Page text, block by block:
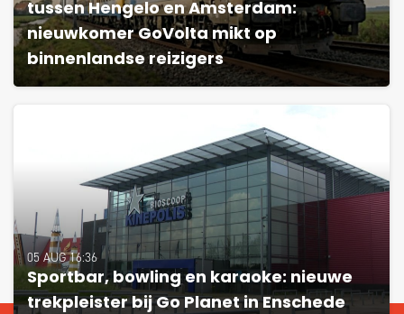
tussen Hengelo en Amsterdam:
nieuwkomer GoVolta mikt op
binnenlandse reizigers
05 AUG 16:36
Sportbar, bowling en karaoke: nieuwe
trekpleister bij Go Planet in Enschede